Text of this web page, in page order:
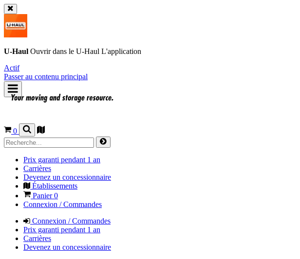
U-Haul Ouvrir dans le U-Haul L'application
Actif
Passer au contenu principal
0
Prix garanti pendant 1 an
Carrières
Devenez un concessionnaire
Établissements
Panier0
Connexion / Commandes
Connexion / Commandes
Prix garanti pendant 1 an
Carrières
Devenez un concessionnaire